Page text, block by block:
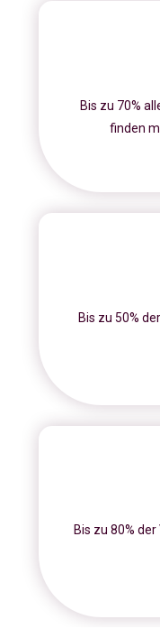
Bis zu 70%
finden
Bis zu 50%
Bis zu 80%